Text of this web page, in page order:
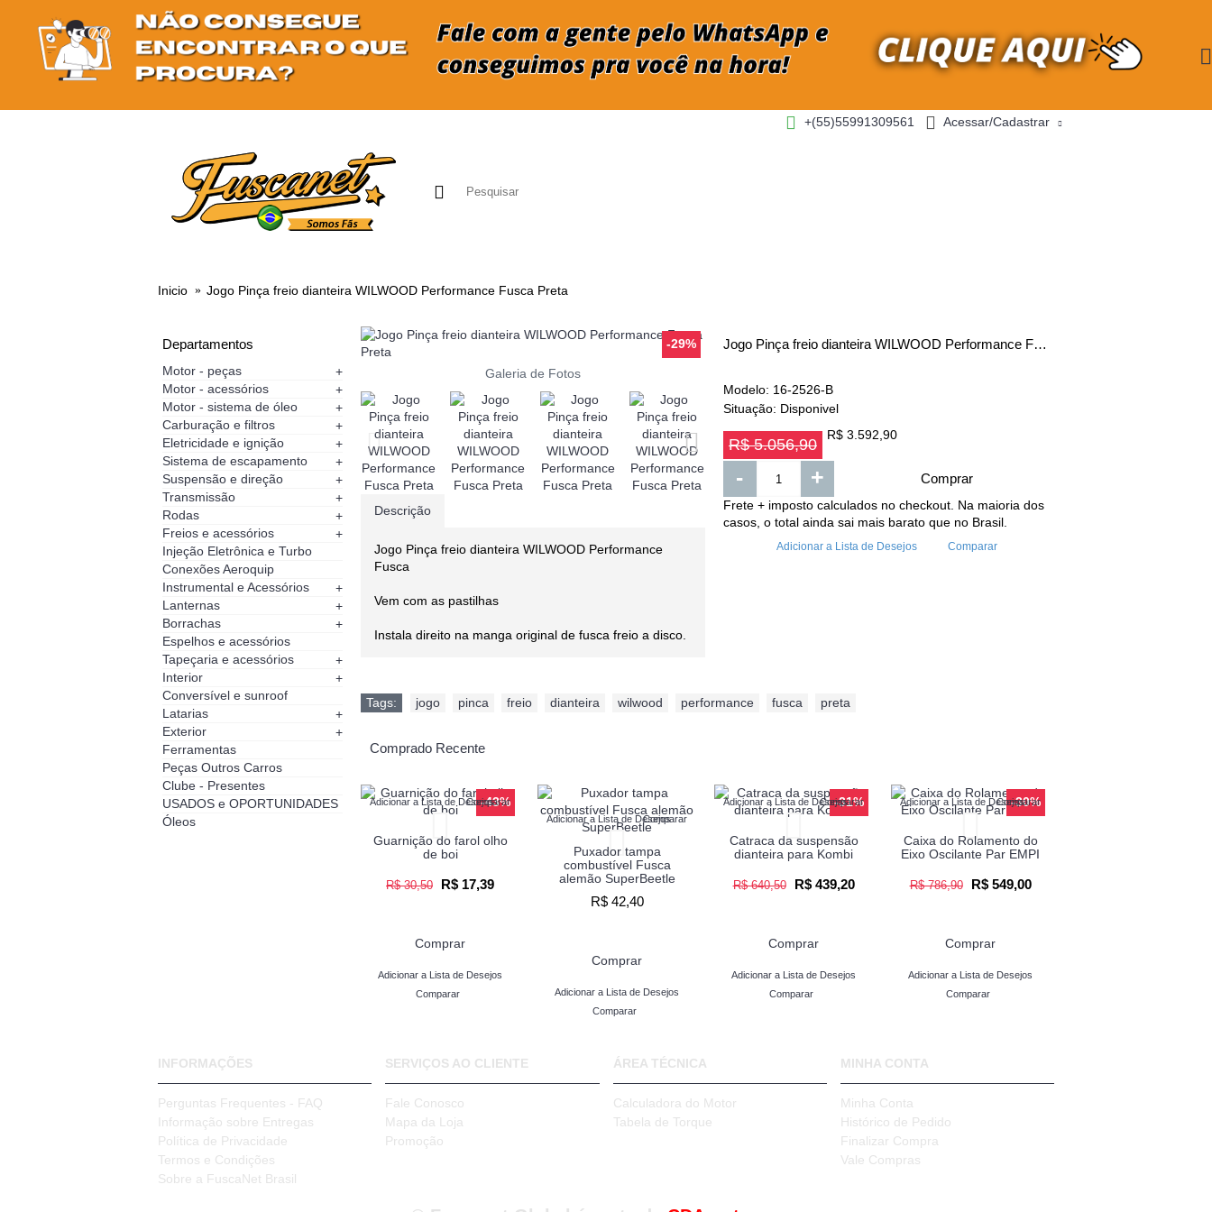
+(55)55991309561 Acessar/Cadastrar
Inicio Jogo Pinça freio dianteira WILWOOD Performance Fusca Preta
Departamentos
Motor - peças
+
Motor - acessórios
+
Motor - sistema de óleo
+
Carburação e filtros
+
Eletricidade e ignição
+
Sistema de escapamento
+
Suspensão e direção
+
Transmissão
+
Rodas
+
Freios e acessórios
+
Injeção Eletrônica e Turbo
Conexões Aeroquip
Instrumental e Acessórios
+
Lanternas
+
Borrachas
+
Espelhos e acessórios
Tapeçaria e acessórios
+
Interior
+
Conversível e sunroof
Latarias
+
Exterior
+
Ferramentas
Peças Outros Carros
Clube - Presentes
USADOS e OPORTUNIDADES
Óleos
-29%
Galeria de Fotos
Descrição
Jogo Pinça freio dianteira WILWOOD Performance
Fusca
Vem com as pastilhas
Instala direito na manga original de fusca freio a disco.
Jogo Pinça freio dianteira WILWOOD Performance Fusca Preta
Modelo: 16-2526-B
Situação: Disponivel
R$ 5.056,90
R$ 3.592,90
- + Comprar
Frete + imposto calculados no checkout. Na maioria dos
casos, o total ainda sai mais barato que no Brasil.
Adicionar a Lista de Desejos Comparar
Tags: jogo pinca freio dianteira wilwood performance fusca preta
Comprado Recente
-43%
Adicionar a Lista de Desejos
Comparar
Guarnição do farol olho
de boi
R$ 30,50 R$ 17,39
Comprar
Adicionar a Lista de Desejos
Comparar
Adicionar a Lista de Desejos
Comparar
Puxador tampa
combustível Fusca
alemão SuperBeetle
R$ 42,40
Comprar
Adicionar a Lista de Desejos
Comparar
-31%
Adicionar a Lista de Desejos
Comparar
Catraca da suspensão
dianteira para Kombi
R$ 640,50 R$ 439,20
Comprar
Adicionar a Lista de Desejos
Comparar
-30%
Adicionar a Lista de Desejos
Comparar
Caixa do Rolamento do
Eixo Oscilante Par EMPI
R$ 786,90 R$ 549,00
Comprar
Adicionar a Lista de Desejos
Comparar
INFORMAÇÕES
Perguntas Frequentes - FAQ
Informação sobre Entregas
Política de Privacidade
Termos e Condições
Sobre a FuscaNet Brasil
SERVIÇOS AO CLIENTE
Fale Conosco
Mapa da Loja
Promoção
ÁREA TÉCNICA
Calculadora do Motor
Tabela de Torque
MINHA CONTA
Minha Conta
Histórico de Pedido
Finalizar Compra
Vale Compras